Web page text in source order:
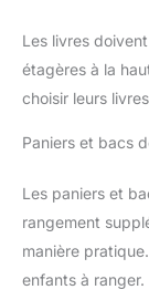
Les livres
étagères à la
choisir leurs
Paniers et bacs
Les paniers et
rangement
manière
enfants à ranger.